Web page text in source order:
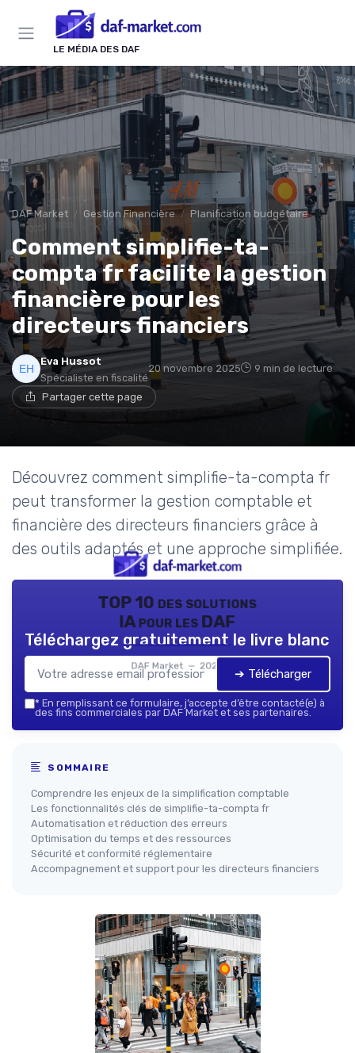
LE MÉDIA DES DAF
DAF Market Gestion Financière Planification budgétaire
Comment simplifie-ta-
compta fr facilite la gestion
financière pour les
directeurs financiers
Eva Hussot
Spécialiste en fiscalité
20 novembre 2025 9 min de lecture
Partager cette page
Découvrez comment simplifie-ta-compta fr
peut transformer la gestion comptable et
financière des directeurs financiers grâce à
des outils adaptés et une approche simplifiée.
TOP 10 des solutions
IA pour les DAF
DAF Market — 2026
Téléchargez gratuitement le livre blanc
➔ Télécharger
* En remplissant ce formulaire, j’accepte d’être contacté(e) à
des fins commerciales par DAF Market et ses partenaires.
SOMMAIRE
Comprendre les enjeux de la simplification comptable
Les fonctionnalités clés de simplifie-ta-compta fr
Automatisation et réduction des erreurs
Optimisation du temps et des ressources
Sécurité et conformité réglementaire
Accompagnement et support pour les directeurs financiers
Panneau de gestion des cookies